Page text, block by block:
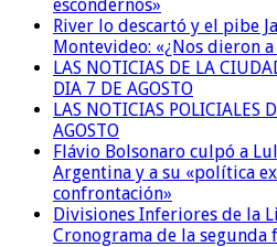
escondernos»
River lo descartó y el pibe
Montevideo: «¿Nos dieron a
LAS NOTICIAS DE LA
DIA 7 DE AGOSTO
LAS NOTICIAS POLICIALES
AGOSTO
Flávio Bolsonaro culpó a
Argentina y a su «política
confrontación»
Divisiones Inferiores de la
Cronograma de la segunda